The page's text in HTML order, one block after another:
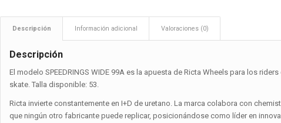
Descripción Información adicional Valoraciones (0)
Descripción
El modelo SPEEDRINGS WIDE 99A es la apuesta de Ricta Wheels para los
skate. Talla disponible: 53.
Ricta invierte constantemente en I+D de uretano. La marca colabora con
que ningún otro fabricante puede replicar, posicionándose como líder en